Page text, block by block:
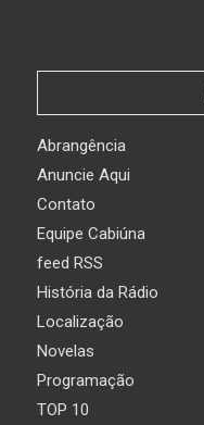
Abrangência
Anuncie Aqui
Contato
Equipe Cabiúna
feed RSS
História da Rádio
Localização
Novelas
Programação
TOP 10